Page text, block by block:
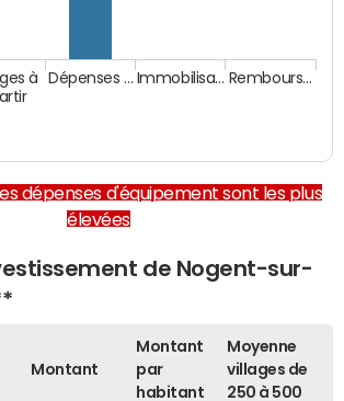
à
Dépenses … Immobilisa… Rembours…
dépenses d'équipement sont les plus
élevées
de Nogent-sur-
Montant
Montant
par
habitant
Moyenne
villages de
250 à 500